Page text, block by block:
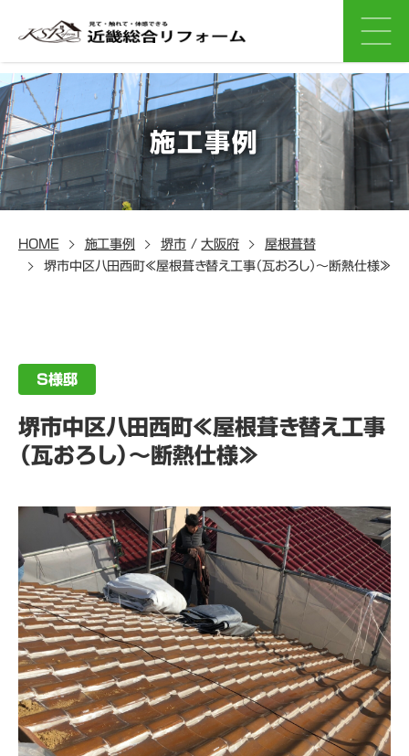
施工事例
HOME 施工事例 堺市/大阪府
屋根葺替
堺市中区八田西町≪屋根葺き替え工事（瓦おろし）～断熱仕様≫
S様邸
堺市中区八田西町≪屋根葺き替え工事
（瓦おろし）～断熱仕様≫